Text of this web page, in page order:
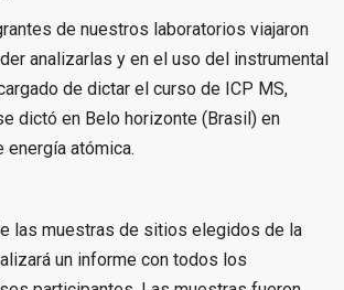
de nuestros laboratorios viajaron
analizarlas y en el uso del instrumental
de dictar el curso de ICP MS,
dictó en Belo horizonte (Brasil) en
atómica.
las muestras de sitios elegidos de la
un informe con todos los